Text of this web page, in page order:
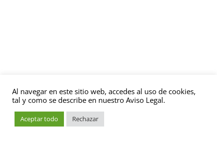
Al navegar en este sitio web, accedes al uso de cookies,
tal y como se describe en nuestro Aviso Legal.
Aceptar todo Rechazar